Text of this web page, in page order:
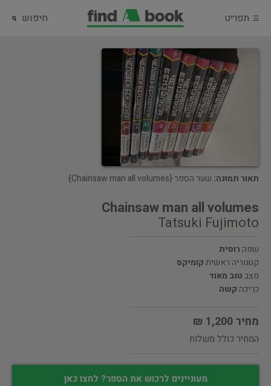
תפריט חיפוש
תאור תמונה: שער הספר {Chainsaw man all volumes}
Chainsaw man all volumes
Tatsuki Fujimoto
שפה רוסית
קטגוריה ראשיתקומיקס
מצבטוב מאוד
כריכה קשה
מחיר 1,200 ₪
המחיר כולל משלוח
מעוניינים לרכוש את הספר? לחצו כאן